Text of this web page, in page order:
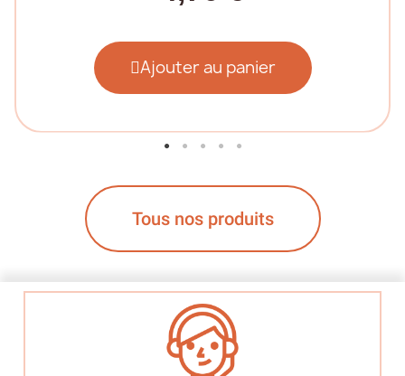
Ajouter au panier
Tous nos produits